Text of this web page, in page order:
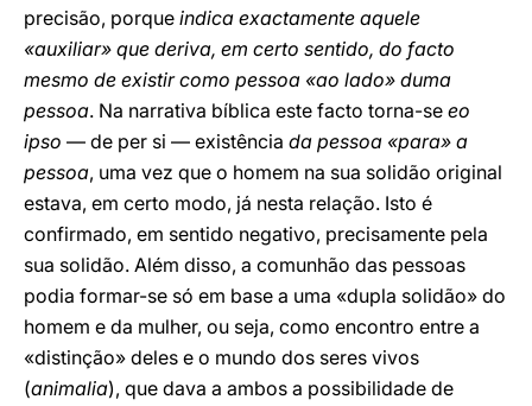
precisão, porque indica exactamente aquele
«auxiliar» que deriva, em certo sentido, do facto
mesmo de existir como pessoa «ao lado» duma
pessoa. Na narrativa bíblica este facto torna-se eo
ipso — de per si — existência da pessoa «para» a
pessoa, uma vez que o homem na sua solidão original
estava, em certo modo, já nesta relação. Isto é
confirmado, em sentido negativo, precisamente pela
sua solidão. Além disso, a comunhão das pessoas
podia formar-se só em base a uma «dupla solidão» do
homem e da mulher, ou seja, como encontro entre a
«distinção» deles e o mundo dos seres vivos
(animalia), que dava a ambos a possibilidade de